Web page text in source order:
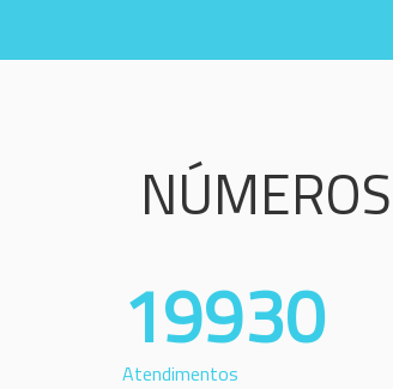
19930
Atendimentos